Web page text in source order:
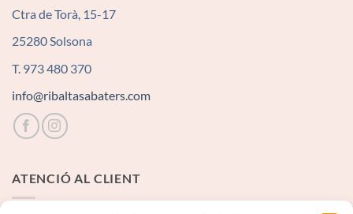
Ctra de Torà, 15-17
25280 Solsona
T. 973 480 370
info@ribaltasabaters.com
ATENCIÓ AL CLIENT